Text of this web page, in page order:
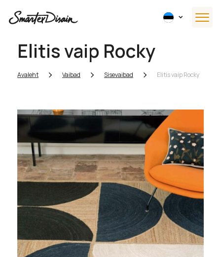
Elitis vaip Rocky
Avaleht Vaibad Sisevaibad Elitis vaip Rocky